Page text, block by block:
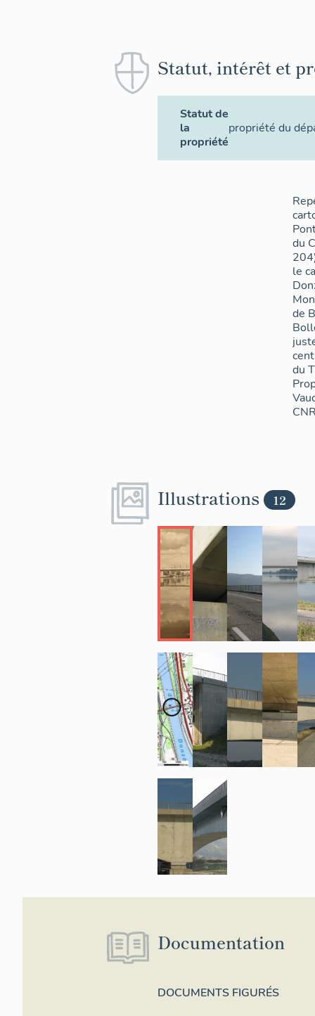
Statut, intérêt et
Statut de
la
propriété
propriété du
du
le
de
du
Illustrations 12
Documentation
DOCUMENTS FIGURÉS